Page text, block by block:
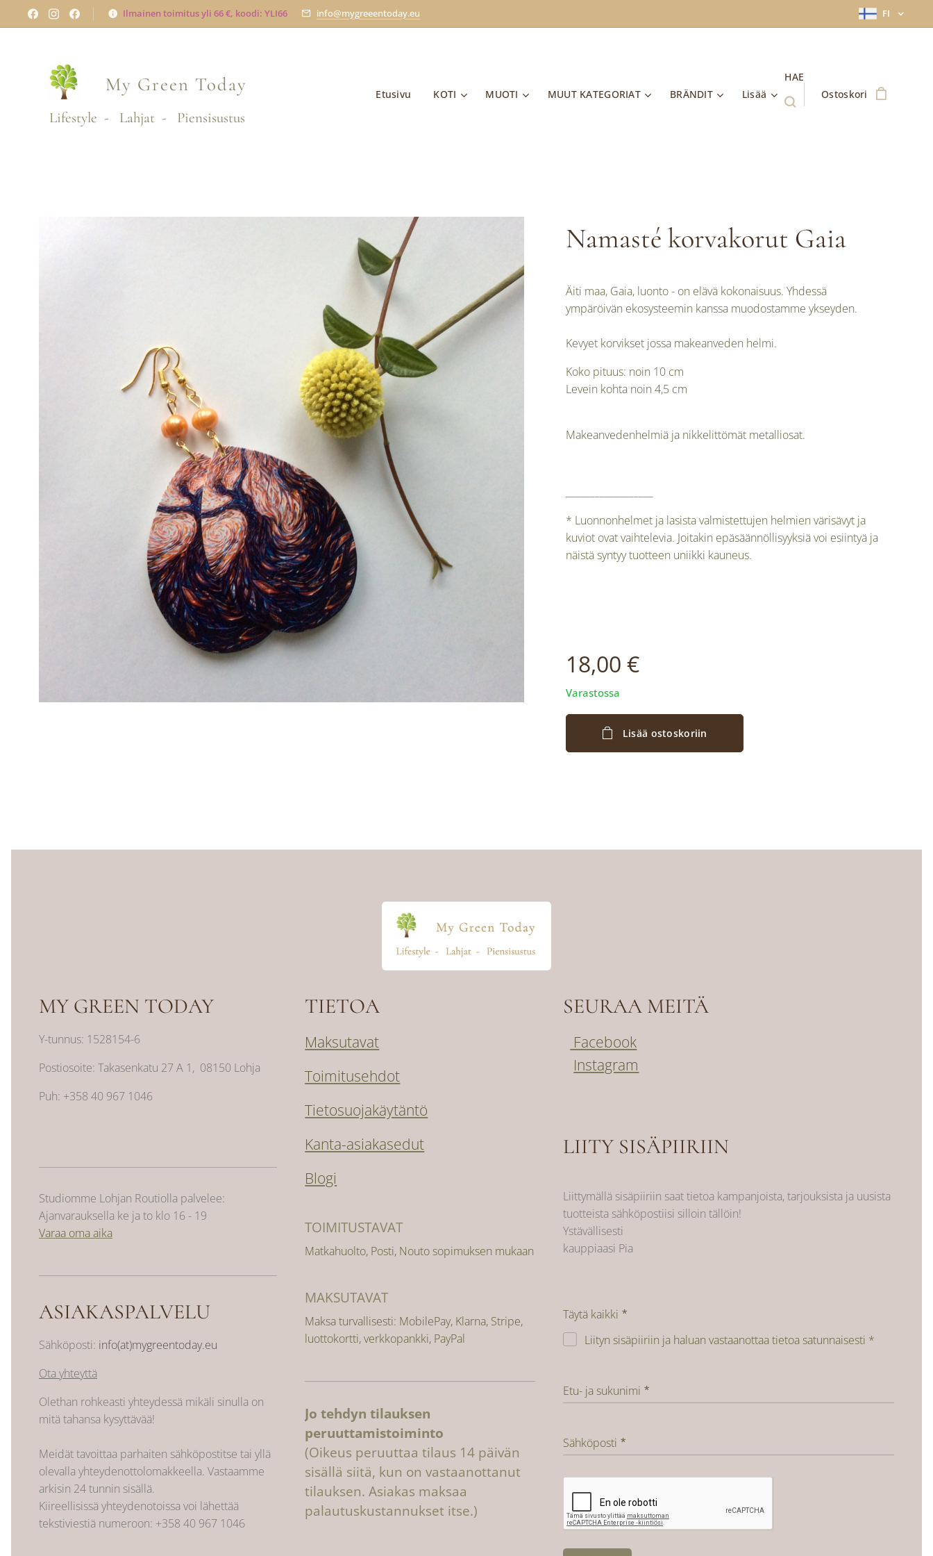
Ilmainen toimitus yli 66 €, koodi: YLI66 info@mygreeentoday.eu FI
My Green Today
Lifestyle - Lahjat - Piensisustus
Etusivu KOTI MUOTI MUUT KATEGORIAT BRÄNDIT Lisää
HAE
Ostoskori
Namasté korvakorut Gaia
Äiti maa, Gaia, luonto - on elävä kokonaisuus. Yhdessä
ympäröivän ekosysteemin kanssa muodostamme ykseyden.
Kevyet korvikset jossa makeanveden helmi.
Koko pituus: noin 10 cm
Levein kohta noin 4,5 cm
Makeanvedenhelmiä ja nikkelittömät metalliosat.
* Luonnonhelmet ja lasista valmistettujen helmien värisävyt ja
kuviot ovat vaihtelevia. Joitakin epäsäännöllisyyksiä voi esiintyä ja
näistä syntyy tuotteen uniikki kauneus.
18,00 €
Varastossa
Lisää ostoskoriin
MY GREEN TODAY
Y-tunnus: 1528154-6
Postiosoite: Takasenkatu 27 A 1, 08150 Lohja
Puh: +358 40 967 1046
Studiomme Lohjan Routiolla palvelee:
Ajanvarauksella ke ja to klo 16 - 19
Varaa oma aika
ASIAKASPALVELU
Sähköposti: info(at)mygreentoday.eu
Ota yhteyttä
Olethan rohkeasti yhteydessä mikäli sinulla on
mitä tahansa kysyttävää!
Meidät tavoittaa parhaiten sähköpostitse tai yllä
olevalla yhteydenottolomakkeella. Vastaamme
arkisin 24 tunnin sisällä.
Kiireellisissä yhteydenotoissa voi lähettää
tekstiviestiä numeroon: +358 40 967 1046
TIETOA
Maksutavat
Toimitusehdot
Tietosuojakäytäntö
Kanta-asiakasedut
Blogi
TOIMITUSTAVAT
Matkahuolto, Posti, Nouto sopimuksen mukaan
MAKSUTAVAT
Maksa turvallisesti: MobilePay, Klarna, Stripe,
luottokortti, verkkopankki, PayPal
Jo tehdyn tilauksen
peruuttamistoiminto
(Oikeus peruuttaa tilaus 14 päivän
sisällä siitä, kun on vastaanottanut
tilauksen. Asiakas maksaa
palautuskustannukset itse.)
SEURAA MEITÄ
Facebook
Instagram
LIITY SISÄPIIRIIN
Liittymällä sisäpiiriin saat tietoa kampanjoista, tarjouksista ja uusista
tuotteista sähköpostiisi silloin tällöin!
Ystävällisesti
kauppiaasi Pia
Täytä kaikki
Liityn sisäpiiriin ja haluan vastaanottaa tietoa satunnaisesti *
Etu- ja sukunimi
Sähköposti